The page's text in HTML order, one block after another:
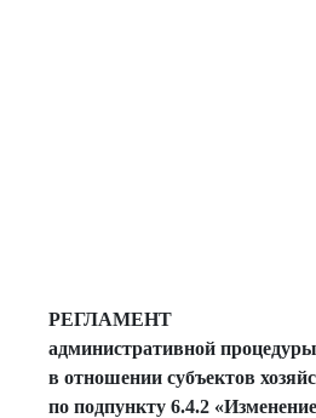
РЕГЛАМЕНТ
административной
в отношении субъектов
по подпункту 6.4.2